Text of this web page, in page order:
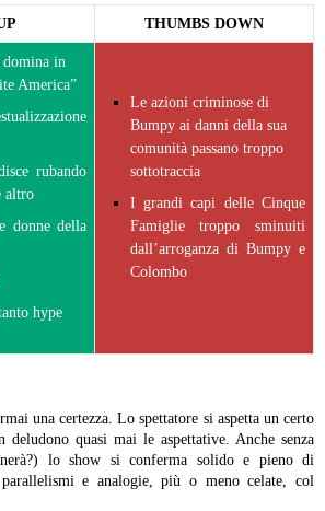
THUMBS DOWN
in
America”
rubando
altro
donne della
hype
Le azioni criminose di
Bumpy ai danni della sua
comunità passano troppo
sottotraccia
I grandi capi delle Cinque
Famiglie troppo sminuiti
dall’arroganza di Bumpy e
Colombo
una certezza. Lo spettatore si aspetta un certo
quasi mai le aspettative. Anche senza
lo show si conferma solido e pieno di
e analogie, più o meno celate, col